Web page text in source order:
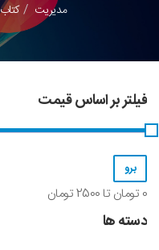
مدیریت
فیلتر بر اساس قیمت
0 تومان تا 2500تومان
دسته ها